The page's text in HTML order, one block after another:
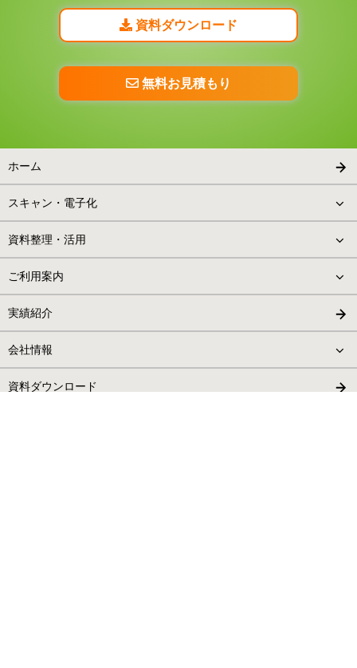
資料ダウンロード
無料お見積もり
ホーム
スキャン・電子化
資料整理・活用
ご利用案内
実績紹介
会社情報
資料ダウンロード